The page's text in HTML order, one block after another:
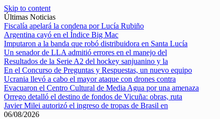
Skip to content
Últimas Noticias
Fiscalía apelará la condena por Lucía Rubiño
Argentina cayó en el Índice Big Mac
Imputaron a la banda que robó distribuidora en Santa Lucía
Un senador de LLA admitió errores en el manejo del
Resultados de la Serie A2 del hockey sanjuanino y la
En el Concurso de Preguntas y Respuestas, un nuevo equipo
Ucrania llevó a cabo el mayor ataque con drones contra
Evacuaron el Centro Cultural de Media Agua por una amenaza
Orrego detalló el destino de fondos de Vicuña: obras, ruta
Javier Milei autorizó el ingreso de tropas de Brasil en
06/08/2026